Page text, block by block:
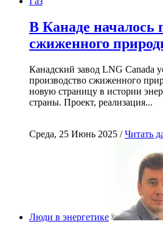
В Канаде началось
сжиженного
Канадский завод LNG Canada
производство сжиженного
новую страницу в истории
страны. Проект, реализация...
Среда, 25 Июнь 2025 /Читать
Люди в энергетике